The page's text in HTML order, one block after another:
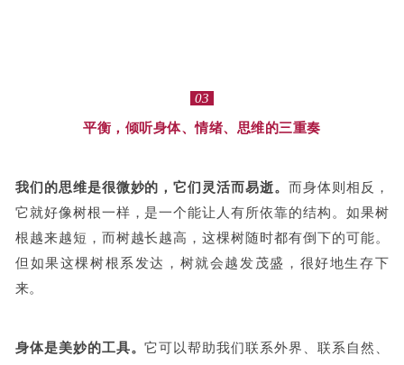
03
平衡，倾听身体、情绪、思维的三重奏
我们的思维是很微妙的，它们灵活而易逝。 而身体则相反，
它就好像树根一样，是一个能让人有所依靠的结构。如果树
根越来越短，而树越长越高，这棵树随时都有倒下的可能。
但如果这棵树根系发达，树就会越发茂盛，很好地生存下
来。
身体是美妙的工具。它可以帮助我们联系外界、联系自然、